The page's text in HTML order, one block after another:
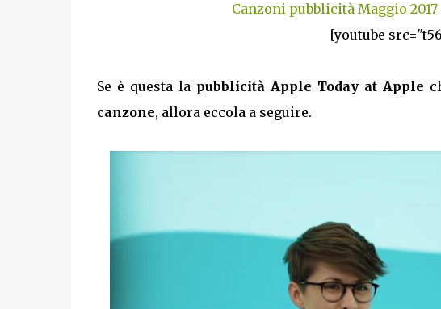
Canzoni pubblicità Maggio 2017
[youtube
Se è questa la pubblicità Apple Today at Apple
canzone, allora eccola a seguire.